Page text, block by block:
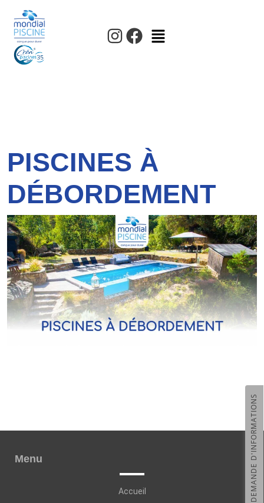
PISCINES À
DÉBORDEMENT
Menu
Accueil DEMANDE D'INFORMATIONS